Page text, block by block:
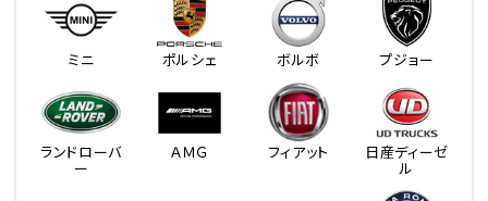
ミニ ポルシェ ボルボ プジョー
ランドローバ
ー
ＡＭＧ フィアット 日産ディーゼ
ル